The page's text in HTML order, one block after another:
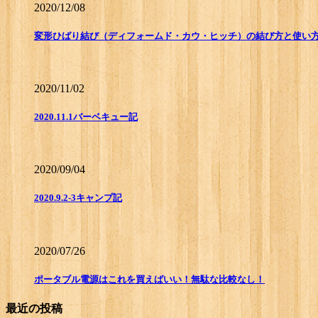
2020/12/08
変形ひばり結び（ディフォームド・カウ・ヒッチ）の結び方と使い
2020/11/02
2020.11.1バーベキュー記
2020/09/04
2020.9.2-3キャンプ記
2020/07/26
ポータブル電源はこれを買えばいい！無駄な比較なし！
最近の投稿